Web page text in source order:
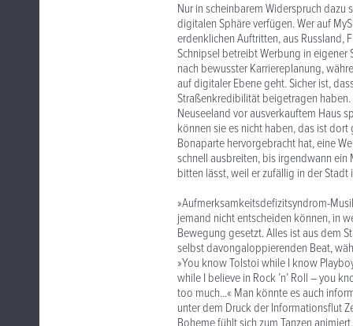
Nur in scheinbarem Widerspruch dazu
digitalen Sphäre verfügen. Wer auf
erdenklichen Auftritten, aus Russland,
Schnipsel betreibt Werbung in eigener
nach bewusster Karriereplanung,
auf digitaler Ebene geht. Sicher ist,
Straßenkredibilität beigetragen
Neuseeland vor ausverkauftem Haus
können sie es nicht haben, das ist
Bonaparte hervorgebracht hat, eine
schnell ausbreiten, bis irgendwann
bitten lässt, weil er zufällig in der
»Aufmerksamkeitsdefizitsyndrom-
jemand nicht entscheiden können, in
Bewegung gesetzt. Alles ist aus dem
selbst davongaloppierenden Beat,
»You know Tolstoi while I know
while I believe in Rock ’n’ Roll – you
too much...« Man könnte es auch
unter dem Druck der Informationsflut